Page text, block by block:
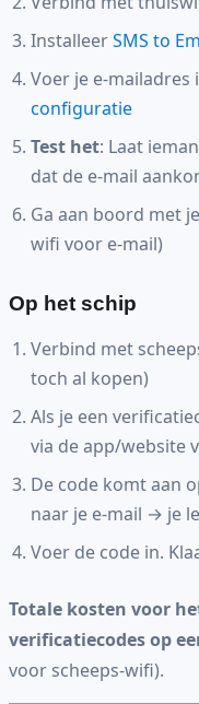
InstalleerSMS to
Voer je e-mailadres
configuratie
Test het: Laat
dat de e-mail
Ga aan boord met
wifi voor e-mail)
Op het schip
Verbind met
toch al kopen)
Als je een
via de app/website
De code komt aan
naar je e-mail → je
Voer de code in.
Totale kosten voor
verificatiecodes op
voor scheeps-wifi).